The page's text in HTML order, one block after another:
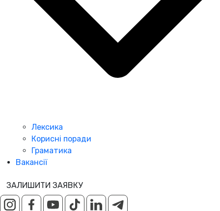
Лексика
Корисні поради
Граматика
Вакансії
ЗАЛИШИТИ ЗАЯВКУ